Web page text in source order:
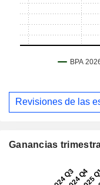
Revisiones de las
Ganancias